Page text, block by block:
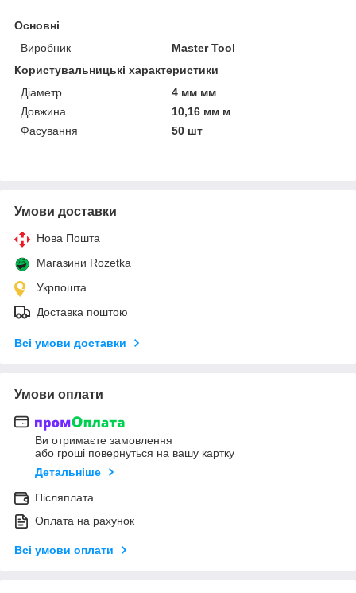
Основні
Виробник
Master Tool
Користувальницькі характеристики
Діаметр
4 мм мм
Довжина
10,16 мм м
Фасування
50 шт
Умови доставки
Нова Пошта
Магазини Rozetka
Укрпошта
Доставка поштою
Всі умови доставки
Умови оплати
Ви отримаєте замовлення
або гроші повернуться на вашу картку
Детальніше
Післяплата
Оплата на рахунок
Всі умови оплати